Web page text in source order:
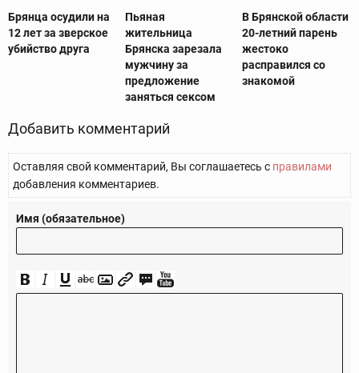
Брянца осудили на
12 лет за зверское
убийство друга
Пьяная
жительница
Брянска зарезала
мужчину за
предложение
заняться сексом
В Брянской области
20-летний парень
жестоко
расправился со
знакомой
Добавить комментарий
Оставляя свой комментарий, Вы соглашаетесь с правилами
добавления комментариев.
Имя (обязательное)